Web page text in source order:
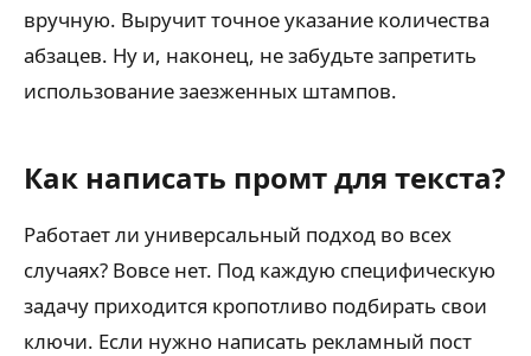
вручную. Выручит точное указание количества
абзацев. Ну и, наконец, не забудьте запретить
использование заезженных штампов.
Как написать промт для текста?
Работает ли универсальный подход во всех
случаях? Вовсе нет. Под каждую специфическую
задачу приходится кропотливо подбирать свои
ключи. Если нужно написать рекламный пост